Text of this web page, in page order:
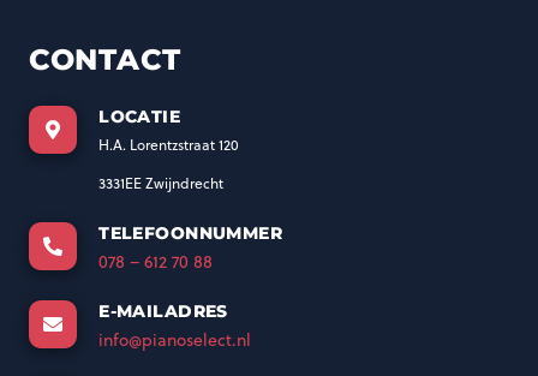
CONTACT
LOCATIE
H.A. Lorentzstraat 120
3331EE Zwijndrecht
TELEFOONNUMMER
078 – 612 70 88
E-MAILADRES
info@pianoselect.nl